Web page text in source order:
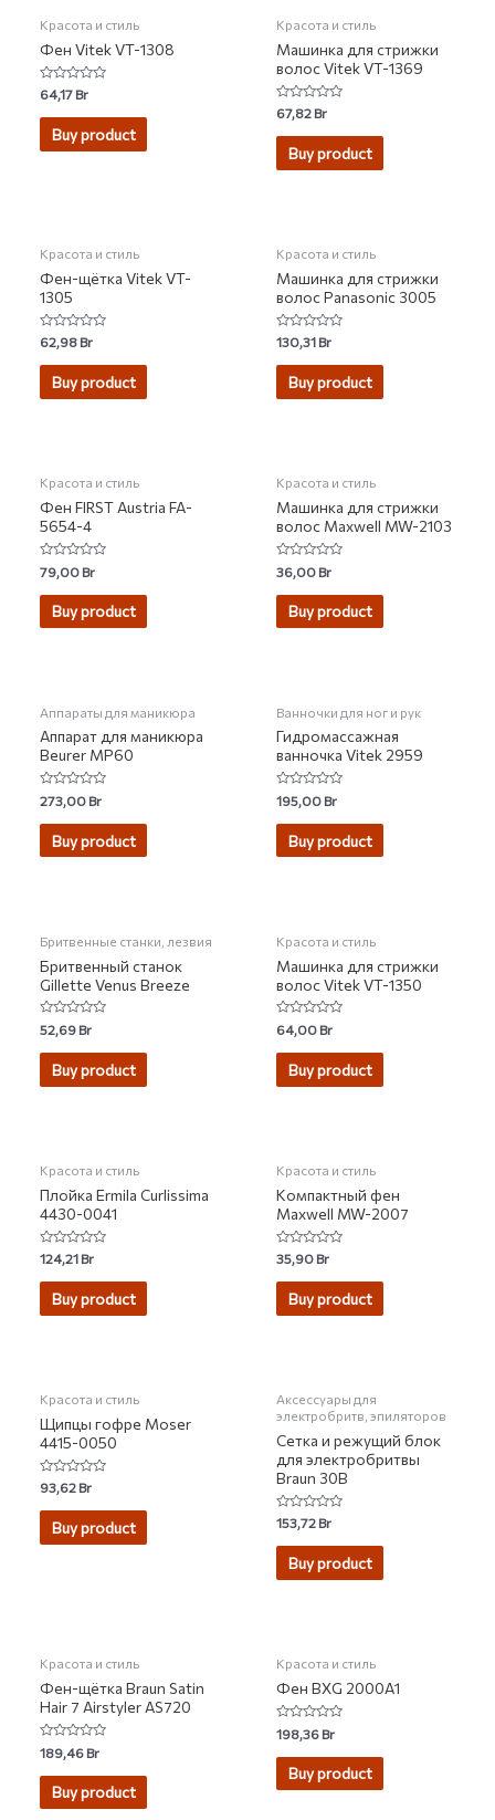
Красота и стиль
Фен Vitek VT-1308
Rated
0
out
64,17Br
Buy product
Красота и стиль
Машинка для стрижки
волос Vitek VT-1369
Rated
0
out
67,82Br
Buy product
Красота и стиль
Фен-щётка Vitek VT-
1305
Rated
0
out
62,98Br
Buy product
Красота и стиль
Машинка для стрижки
волос Panasonic 3005
Rated
0
out
130,31Br
Buy product
Красота и стиль
Фен FIRST Austria FA-
5654-4
Rated
0
out
79,00Br
Buy product
Красота и стиль
Машинка для стрижки
волос Maxwell MW-2103
Rated
0
out
36,00Br
Buy product
Аппараты для маникюра
Аппарат для маникюра
Beurer MP60
Rated
0
out
273,00Br
Buy product
Ванночки для ног и рук
Гидромассажная
ванночка Vitek 2959
Rated
0
out
195,00Br
Buy product
Бритвенные станки, лезвия
Бритвенный станок
Gillette Venus Breeze
Rated
0
out
52,69Br
Buy product
Красота и стиль
Машинка для стрижки
волос Vitek VT-1350
Rated
0
out
64,00Br
Buy product
Красота и стиль
Плойка Ermila Curlissima
4430-0041
Rated
0
out
124,21Br
Buy product
Красота и стиль
Компактный фен
Maxwell MW-2007
Rated
0
out
35,90Br
Buy product
Красота и стиль
Щипцы гофре Moser
4415-0050
Rated
0
out
93,62Br
Buy product
Аксессуары для
электробритв, эпиляторов
Сетка и режущий блок
для электробритвы
Braun 30B
Rated
0
out
153,72Br
Buy product
Красота и стиль
Фен-щётка Braun Satin
Hair 7 Airstyler AS720
Rated
0
out
189,46Br
Buy product
Красота и стиль
Фен BXG 2000A1
Rated
0
out
198,36Br
Buy product